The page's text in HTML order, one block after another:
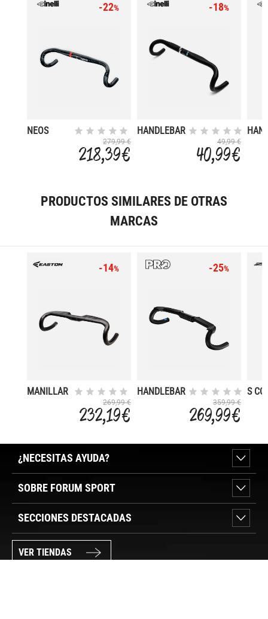
-22%
NEOS
279,99 €
218,39 €
-18%
HANDLEBAR
49,99 €
40,99 €
PRODUCTOS SIMILARES DE OTRAS
MARCAS
-14%
MANILLAR
269,99 €
232,19 €
-25%
HANDLEBAR
359,99 €
269,99 €
S
¿NECESITAS AYUDA?
SOBRE FORUM SPORT
SECCIONES DESTACADAS
VER TIENDAS